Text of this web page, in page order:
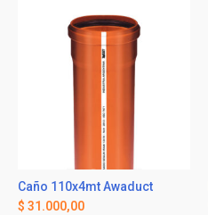
Caño 110x4mt Awaduct
$ 31.000,00